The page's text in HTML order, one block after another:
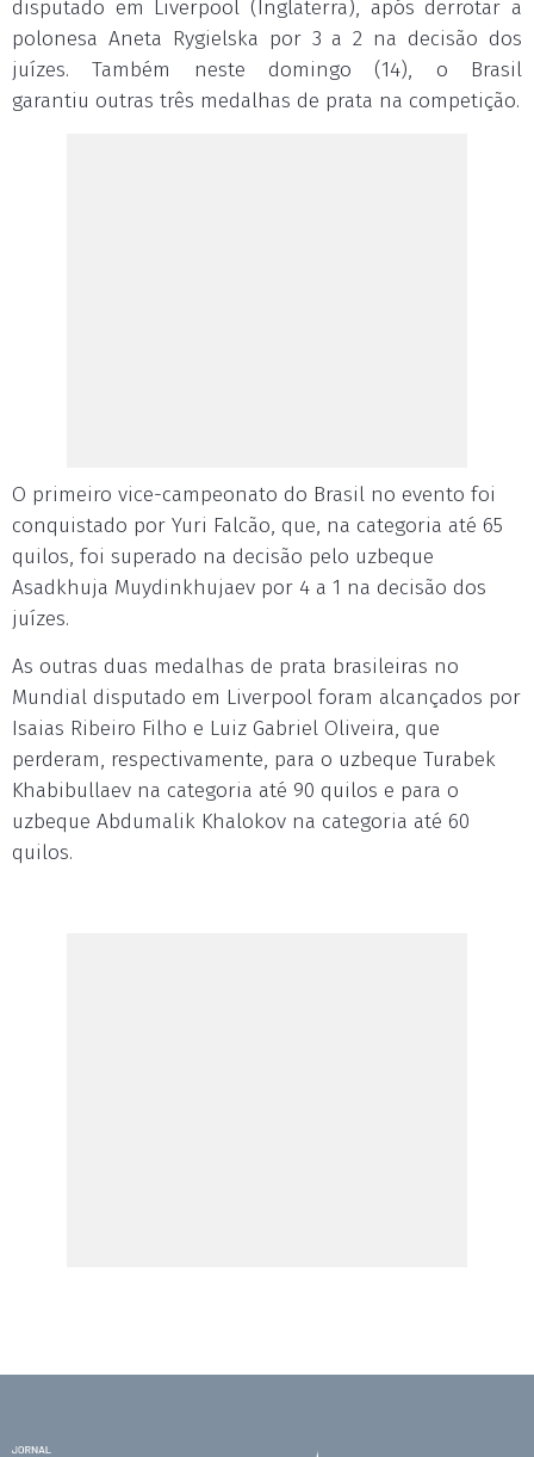
disputado em Liverpool (Inglaterra), após derrotar a
polonesa Aneta Rygielska por 3 a 2 na decisão dos
juízes. Também neste domingo (14), o Brasil
garantiu outras três medalhas de prata na competição.
O primeiro vice-campeonato do Brasil no evento foi
conquistado por Yuri Falcão, que, na categoria até 65
quilos, foi superado na decisão pelo uzbeque
Asadkhuja Muydinkhujaev por 4 a 1 na decisão dos
juízes.
As outras duas medalhas de prata brasileiras no
Mundial disputado em Liverpool foram alcançados por
Isaias Ribeiro Filho e Luiz Gabriel Oliveira, que
perderam, respectivamente, para o uzbeque Turabek
Khabibullaev na categoria até 90 quilos e para o
uzbeque Abdumalik Khalokov na categoria até 60
quilos.